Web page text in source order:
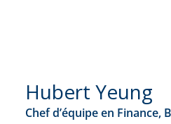
Hubert Yeung
Chef d’équipe en Finance,